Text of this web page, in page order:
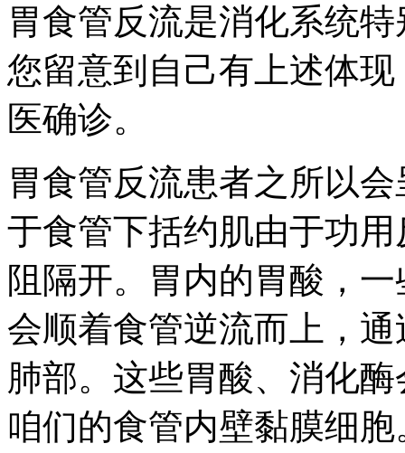
胃食管反流是消化系统
您留意到自己有上述体
医确诊。
胃食管反流患者之所以
于食管下括约肌由于功
阻隔开。胃内的胃酸，
会顺着食管逆流而上，
肺部。这些胃酸、消化
咱们的食管内壁黏膜细